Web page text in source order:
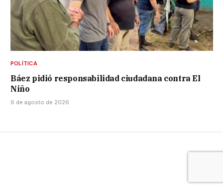
POLÍTICA
Báez pidió responsabilidad ciudadana contra El
Niño
6 de agosto de 2026